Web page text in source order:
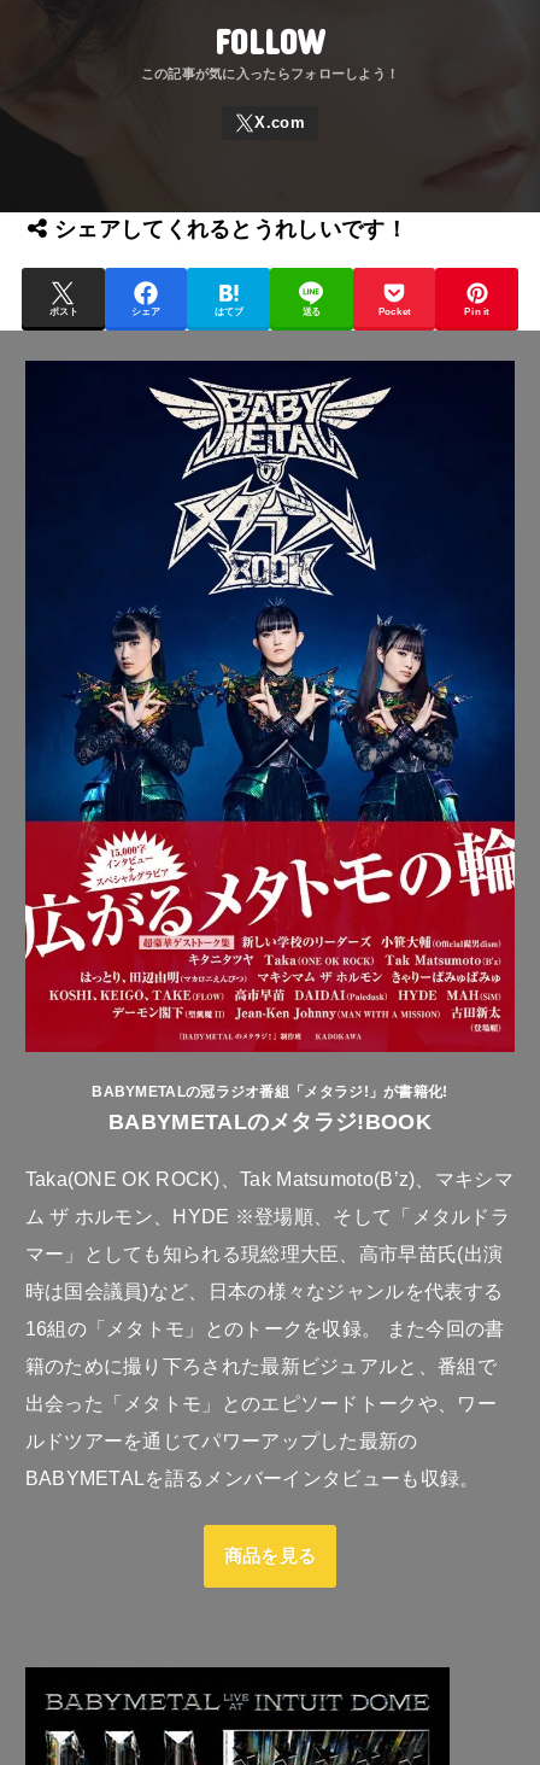
FOLLOW
シェアしてくれるとうれしいです！
ポスト シェア はてブ 送る Pocket Pin it
BABYMETALの冠ラジオ番組「メタラジ!」が書籍化!
BABYMETALのメタラジ!BOOK
Taka(ONE OK ROCK)、Tak Matsumoto(B’z)、マキシマ
ム ザ ホルモン、HYDE ※登場順、そして「メタルドラ
マー」としても知られる現総理大臣、高市早苗氏(出演
時は国会議員)など、日本の様々なジャンルを代表する
16組の「メタトモ」とのトークを収録。 また今回の書
籍のために撮り下ろされた最新ビジュアルと、番組で
出会った「メタトモ」とのエピソードトークや、ワー
ルドツアーを通じてパワーアップした最新の
BABYMETALを語るメンバーインタビューも収録。
商品を見る